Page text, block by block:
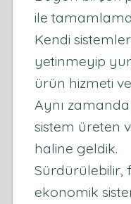
ile
Kendi
yetinmeyip
ürün hizmeti
Aynı zamanda
sistem üreten
haline geldik.
Sürdürülebilir,
ekonomik